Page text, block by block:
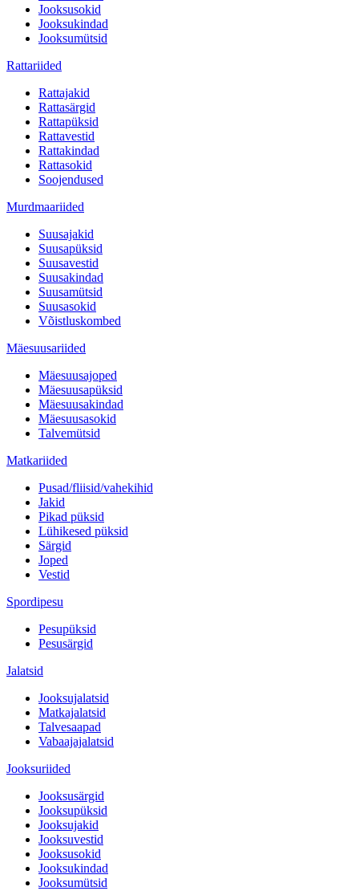
Jooksusokid
Jooksukindad
Jooksumütsid
Rattariided
Rattajakid
Rattasärgid
Rattapüksid
Rattavestid
Rattakindad
Rattasokid
Soojendused
Murdmaariided
Suusajakid
Suusapüksid
Suusavestid
Suusakindad
Suusamütsid
Suusasokid
Võistluskombed
Mäesuusariided
Mäesuusajoped
Mäesuusapüksid
Mäesuusakindad
Mäesuusasokid
Talvemütsid
Matkariided
Pusad/fliisid/vahekihid
Jakid
Pikad püksid
Lühikesed püksid
Särgid
Joped
Vestid
Spordipesu
Pesupüksid
Pesusärgid
Jalatsid
Jooksujalatsid
Matkajalatsid
Talvesaapad
Vabaajajalatsid
Jooksuriided
Jooksusärgid
Jooksupüksid
Jooksujakid
Jooksuvestid
Jooksusokid
Jooksukindad
Jooksumütsid